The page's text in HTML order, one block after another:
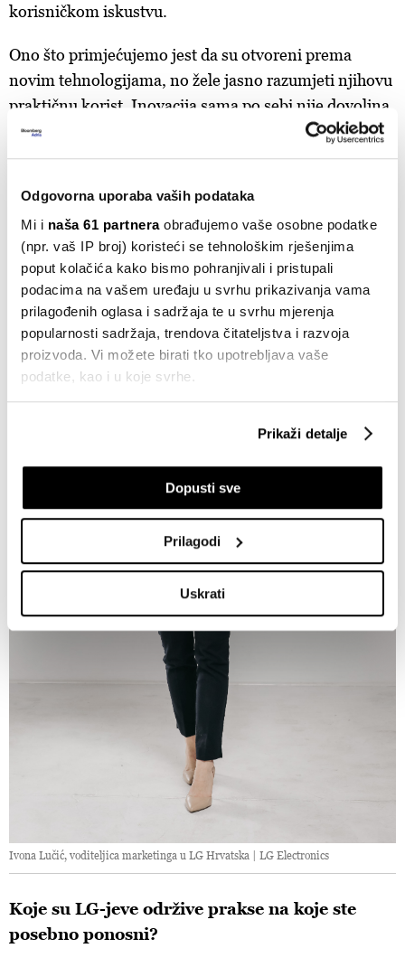
Odgovorna uporaba vaših podataka
Mi i naša 61 partneraobrađujemo vaše osobne podatke
(npr. vaš IP broj) koristeći se tehnološkim rješenjima
poput kolačića kako bismo pohranjivali i pristupali
podacima na vašem uređaju u svrhu prikazivanja vama
prilagođenih oglasa i sadržaja te u svrhu mjerenja
popularnosti sadržaja, trendova čitateljstva i razvoja
proizvoda. Vi možete birati tko upotrebljava vaše
podatke, kao i u koje svrhe.
Prikupljati podatke o vašoj geografskoj lokaciji,
koji mogu biti precizni do radijusa od nekoliko metara
Prepoznati vaš uređaj tako što ćemo aktivno
skenirati njegove određene karakteristike ("uzimanje
kako se obrađuje vaše osobne podatke te postaviti svoje
preferencije. Svoju privolu možete u svakom trenutku
izmijeniti ili povući u Izjavi o kolačićima.
Zajednički voditelji obrade su HD-WIN ARENA SPORT
Više o podacima koje obrađujemo kao i o
vašim pravima pročitajte u našoj
Politici privatnosti
kolačićima i drugim sličnim tehnologijama u
Kolačiće u bilo kojem trenutku možete ponovno ažurirati klikom
na „Prikaži detalje“. Privolu možete u bilo kojem trenutku
povući bez negativnih posljedica.
Prikaži detalje
Dopusti sve
Prilagodi
Uskrati
korisničkom iskustvu.
Ono što primjećujemo jest da su otvoreni prema
novim tehnologijama, no žele jasno razumjeti njihovu
praktičnu korist. Inovacija sama po sebi nije dovoljna
– korisnici žele znati kako će im pojednostaviti
svakodnevicu, smanjiti potrošnju energije ili uštedjeti
proizvode koji nude konkretna i mjerljiva poboljšanja
u svakodnevnom životu.
Ivona Lučić, voditeljica marketinga u LG Hrvatska | LG Electronics
Koje su LG-jeve održive prakse na koje ste
posebno ponosni?